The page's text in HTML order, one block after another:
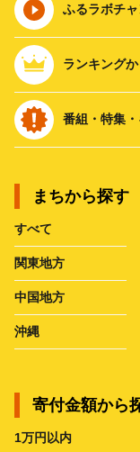
ふるラボチ
ランキング
番組・特集
まちから探す
すべて
関東地方
中国地方
沖縄
寄付金額から
1万円以内